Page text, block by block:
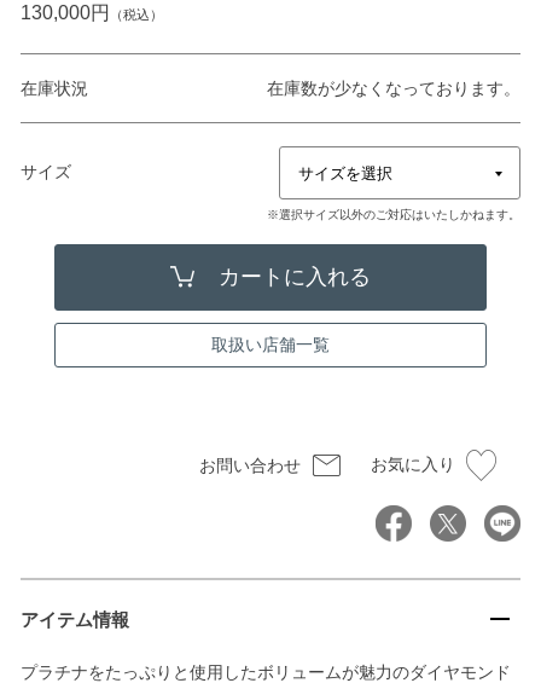
130,000円 （税込）
在庫状況 在庫数が少なくなっております。
サイズ
※選択サイズ以外のご対応はいたしかねます。
取扱い店舗一覧
お問い合わせ お気に入り
アイテム情報
プラチナをたっぷりと使用したボリュームが魅力のダイヤモンド